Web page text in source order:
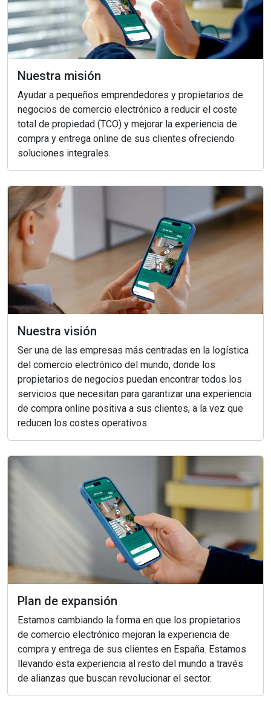
Nuestra misión
Ayudar a pequeños emprendedores y propietarios de
negocios de comercio electrónico a reducir el coste
total de propiedad (TCO) y mejorar la experiencia de
compra y entrega online de sus clientes ofreciendo
soluciones integrales.
Nuestra visión
Ser una de las empresas más centradas en la logística
del comercio electrónico del mundo, donde los
propietarios de negocios puedan encontrar todos los
servicios que necesitan para garantizar una experiencia
de compra online positiva a sus clientes, a la vez que
reducen los costes operativos.
Plan de expansión
Estamos cambiando la forma en que los propietarios
de comercio electrónico mejoran la experiencia de
compra y entrega de sus clientes en España. Estamos
llevando esta experiencia al resto del mundo a través
de alianzas que buscan revolucionar el sector.